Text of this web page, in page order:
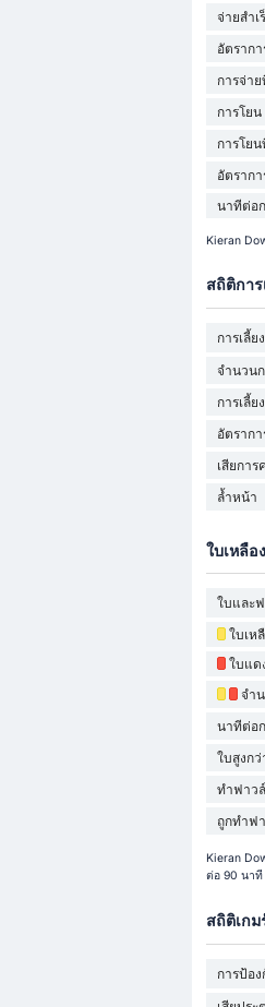
จ่ายสำเ
อัตรากา
การจ่า
การโยน
การโยน
อัตรากา
นาทีต่อ
Kieran
สถิติกา
การเลี้
จำนวน
การเลี้ย
อัตรากา
เสียการ
ล้ำหน้า
ใบเหลือ
ใบและ
ใบเห
ใบแด
จำ
นาทีต่อ
ใบสูงกว่
ทำฟาวล์
ถูกทำฟ
Kieran
ต่อ 90 นาที
สถิติเกม
การป้อ